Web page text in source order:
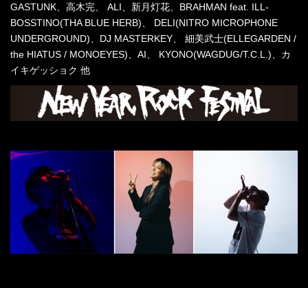
GASTUNK、高木完、 ALI、新月灯花、BRAHMAN feat. ILL-
BOSSTINO(THA BLUE HERB)、 DELI(NITRO MICROPHONE
UNDERGROUND)、DJ MASTERKEY、 細美武士(ELLEGARDEN /
the HIATUS / MONOEYES)、AI、 KYONO(WAGDUG/T.C.L.)、カ
イキゲッショク 他